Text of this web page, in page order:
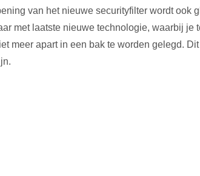
van het nieuwe securityfilter wordt
met laatste nieuwe technologie, waarbij
meer apart in een bak te worden gelegd.